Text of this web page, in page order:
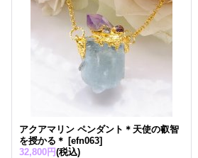
アクアマリン ペンダント＊天使の叡智
を授かる＊ [efn063]
32,800円(税込)